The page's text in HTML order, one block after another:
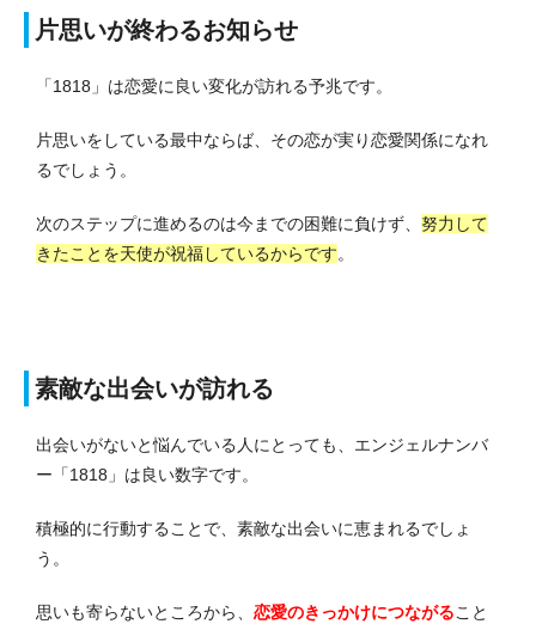
片思いが終わるお知らせ
「1818」は恋愛に良い変化が訪れる予兆です。
片思いをしている最中ならば、その恋が実り恋愛関係になれ
るでしょう。
次のステップに進めるのは今までの困難に負けず、 努力して
きたことを天使が祝福しているからです。
素敵な出会いが訪れる
出会いがないと悩んでいる人にとっても、エンジェルナンバ
ー「1818」は良い数字です。
積極的に行動することで、素敵な出会いに恵まれるでしょ
う。
思いも寄らないところから、 恋愛のきっかけにつながること